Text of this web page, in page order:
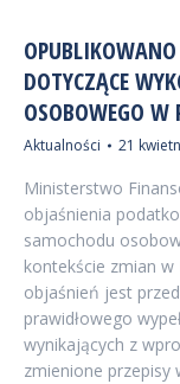
DOTYCZĄCE
OSOBOWEGO W
Aktualności 21
Ministerstwo
objaśnienia
samochodu
kontekście zmian w
objaśnień jest
prawidłowego
wynikających z
zmienione przepisy